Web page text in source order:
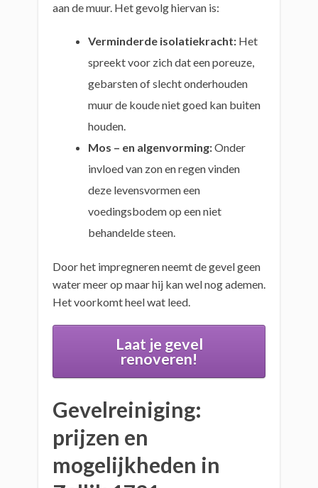
aan de muur. Het gevolg hiervan is:
Verminderde isolatiekracht: Het
spreekt voor zich dat een poreuze,
gebarsten of slecht onderhouden
muur de koude niet goed kan buiten
houden.
Mos – en algenvorming:Onder
invloed van zon en regen vinden
deze levensvormen een
voedingsbodem op een niet
behandelde steen.
Door het impregneren neemt de gevel geen
water meer op maar hij kan wel nog ademen.
Het voorkomt heel wat leed.
Laat je gevel
renoveren!
Gevelreiniging:
prijzen en
mogelijkheden in